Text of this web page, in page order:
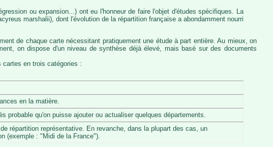
ou expansion...) ont eu l'honneur de faire l'objet d'études spécifiques. La
marshalii), dont l'évolution de la répartition française a abondamment nourri
de chaque carte nécessitant pratiquement une étude à part entière. Au mieux, on
on dispose d'un niveau de synthèse déjà élevé, mais basé sur des documents
cartes en trois catégories :
en la matière.
probable qu'on puisse ajouter ou actualiser quelques départements.
répartition représentative. En revanche, dans la plupart des cas, un
(exemple : "Midi de la France").